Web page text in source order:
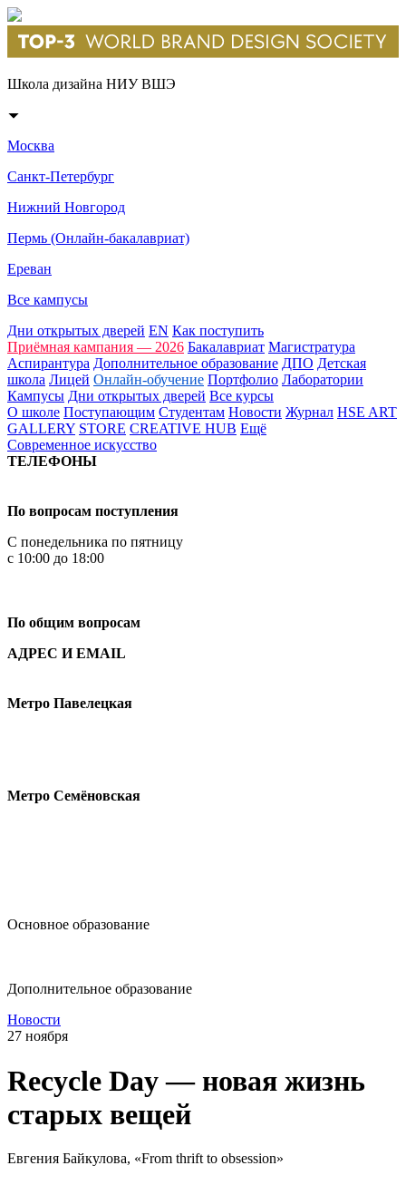
Школа дизайна НИУ ВШЭ
Москва
Санкт-Петербург
Нижний Новгород
Пермь (Онлайн-бакалавриат)
Ереван
Все кампусы
Дни открытых дверей EN Как поступить
Приёмная кампания — 2026 Бакалавриат Магистратура
Аспирантура Дополнительное образование ДПО Детская
школа Лицей Онлайн-обучение Портфолио Лаборатории
Кампусы Дни открытых дверей Все курсы
О школе Поступающим Студентам Новости Журнал HSE ART
GALLERY STORE CREATIVE HUB Ещё
Современное искусство
ТЕЛЕФОНЫ
По вопросам поступления
С понедельника по пятницу
с 10:00 до 18:00
По общим вопросам
АДРЕС И EMAIL
Метро Павелецкая
Метро Семёновская
Основное образование
Дополнительное образование
Новости
27 ноября
Recycle Day — новая жизнь
старых вещей
Евгения Байкулова, «From thrift to obsession»